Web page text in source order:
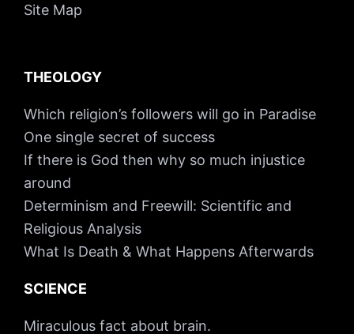
Site Map
THEOLOGY
Which religion’s followers will go in Paradise
One single secret of success
If there is God then why so much injustice
around
Determinism and Freewill: Scientific and
Religious Analysis
What Is Death & What Happens Afterwards
SCIENCE
Miraculous fact about brain.